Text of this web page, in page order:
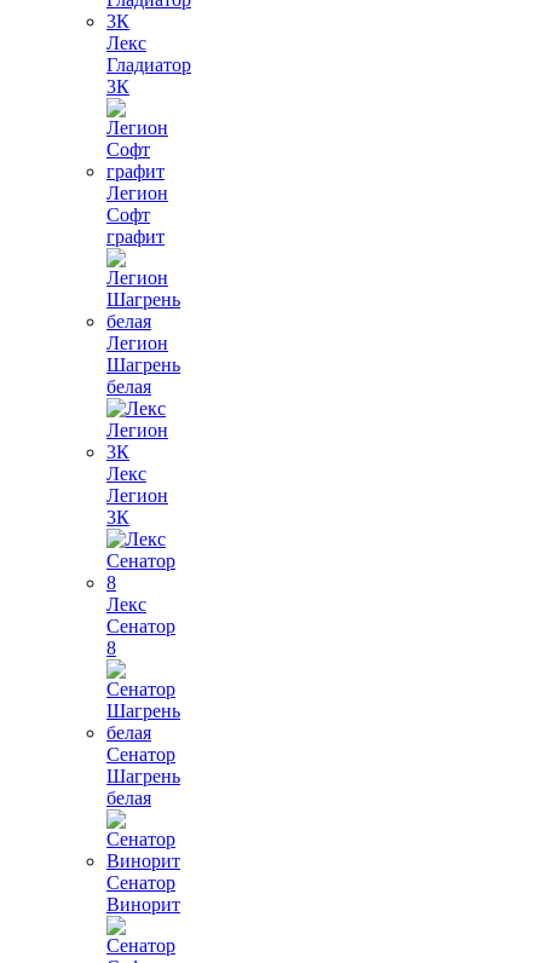
Лекс
Гладиатор
3К
Легион
Софт
графит
Легион
Шагрень
белая
Лекс
Легион
3К
Лекс
Сенатор
8
Сенатор
Шагрень
белая
Сенатор
Винорит